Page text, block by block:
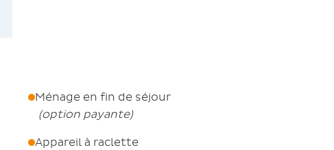
Ménage en fin de séjour
(option payante)
Appareil à raclette